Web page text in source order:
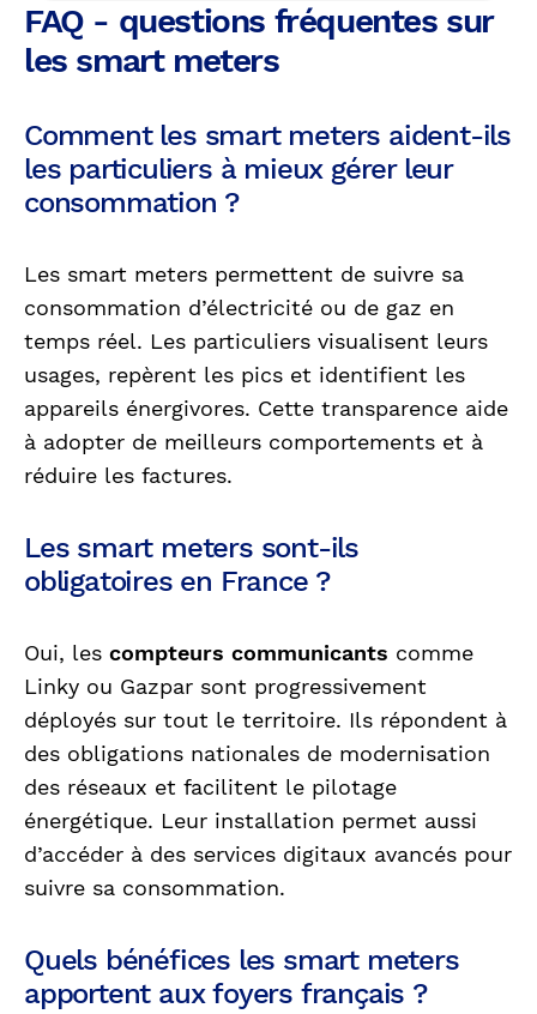
FAQ - questions fréquentes sur
les smart meters
Comment les smart meters aident-ils
les particuliers à mieux gérer leur
consommation ?
Les smart meters permettent de suivre sa
consommation d’électricité ou de gaz en
temps réel. Les particuliers visualisent leurs
usages, repèrent les pics et identifient les
appareils énergivores. Cette transparence aide
à adopter de meilleurs comportements et à
réduire les factures.
Les smart meters sont-ils
obligatoires en France ?
Oui, les compteurs communicants comme
Linky ou Gazpar sont progressivement
déployés sur tout le territoire. Ils répondent à
des obligations nationales de modernisation
des réseaux et facilitent le pilotage
énergétique. Leur installation permet aussi
d’accéder à des services digitaux avancés pour
suivre sa consommation.
Quels bénéfices les smart meters
apportent aux foyers français ?